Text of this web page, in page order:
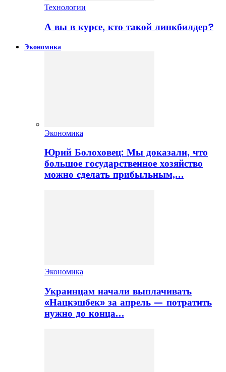
Технологии
А вы в курсе, кто такой линкбилдер?
Экономика
Экономика
Юрий Болоховец: Мы доказали, что
большое государственное хозяйство
можно сделать прибыльным,…
Экономика
Украинцам начали выплачивать
«Нацкэшбек» за апрель — потратить
нужно до конца…